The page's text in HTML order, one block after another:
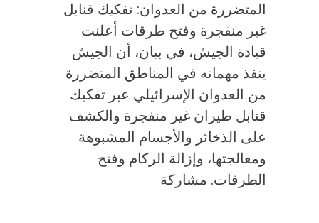
المتضررة من العدوان: تفكيك قنابل
غير منفجرة وفتح طرقات أعلنت
قيادة الجيش، في بيان، أن الجيش
ينفذ مهماته في المناطق المتضررة
من العدوان الإسرائيلي عبر تفكيك
قنابل طيران غير منفجرة والكشف
على الذخائر والأجسام المشبوهة
ومعالجتها، وإزالة الركام وفتح
الطرقات. مشاركة